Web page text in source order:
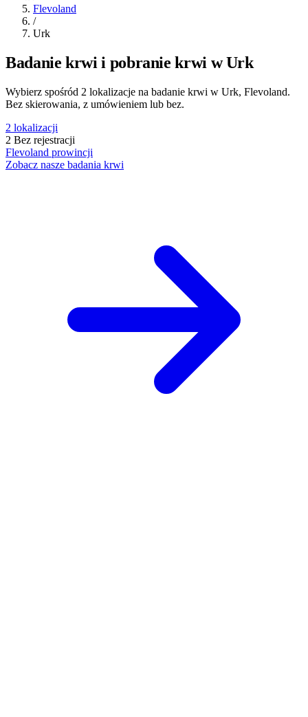
Flevoland
/
Urk
Badanie krwi i pobranie krwi w Urk
Wybierz spośród 2 lokalizacje na badanie krwi w Urk, Flevoland.
Bez skierowania, z umówieniem lub bez.
2 lokalizacji
2 Bez rejestracji
Flevoland prowincji
Zobacz nasze badania krwi